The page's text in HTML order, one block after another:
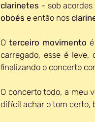
clarinetes - sob
oboés e então nos
O terceiro movimento
carregado, esse é
finalizando o concerto
O concerto todo, a meu
difícil achar o tom certo,